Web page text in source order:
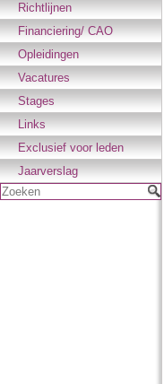
Richtlijnen
Financiering/ CAO
Opleidingen
Vacatures
Stages
Links
Exclusief voor leden
Jaarverslag
Zoeken